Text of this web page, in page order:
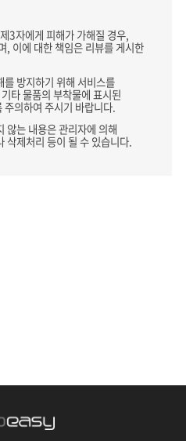
3자에게 피해가 가해질 경우,
, 이에 대한 책임은 리뷰를 게시한
방지하기 위해 서비스를
타 물품의 부착물에 표시된
의하여 주시기 바랍니다.
않는 내용은 관리자에 의해
삭제처리 등이 될 수 있습니다.